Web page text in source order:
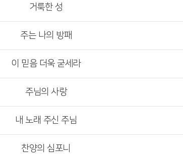
거룩한 성
주는 나의 방패
이 믿음 더욱 굳세라
주님의 사랑
내 노래 주신 주님
찬양의 심포니